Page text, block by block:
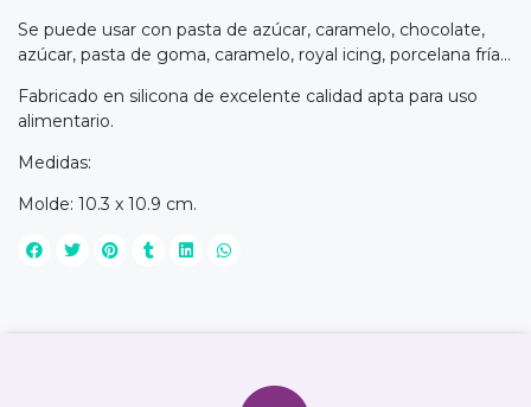
Se puede usar con pasta de azúcar, caramelo, chocolate,
azúcar, pasta de goma, caramelo, royal icing, porcelana fría...
Fabricado en silicona de excelente calidad apta para uso
alimentario.
Medidas:
Molde: 10.3 x 10.9 cm.